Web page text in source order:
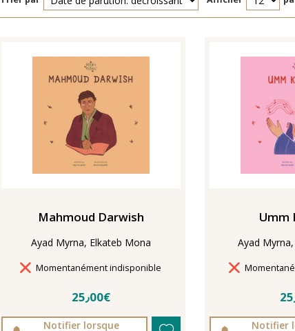
Mahmoud Darwish
Ayad Myrna, Elkateb Mona
Délais de livraison
Momentanément indisponible
25٫00€
Notifier lorsque
Umm
Ayad
Délais de
Notifier